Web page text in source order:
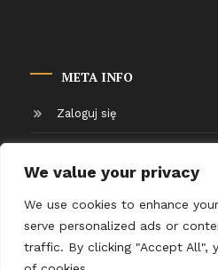
We value your privacy
We use cookies to enhance
serve personalized ads or
traffic. By clicking "Accept All",
META INFO
Zaloguj się
WordPress.org